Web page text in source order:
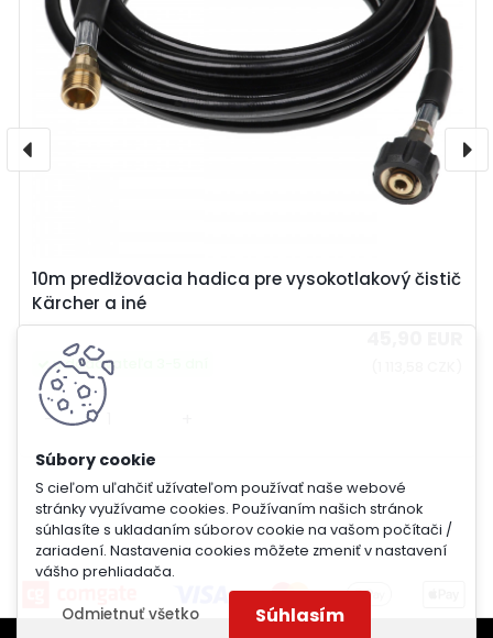
S cieľom uľahčiť užívateľom používať naše webové
stránky využívame cookies. Používaním našich stránok
súhlasíte s ukladaním súborov cookie na vašom počítači /
zariadení. Nastavenia cookies môžete zmeniť v nastavení
vášho prehliadača.
Odmietnuť všetko Súhlasím
10m predlžovacia hadica pre vysokotlakový čistič
Kärcher a iné
-
u dodávateľa 3-5 dní